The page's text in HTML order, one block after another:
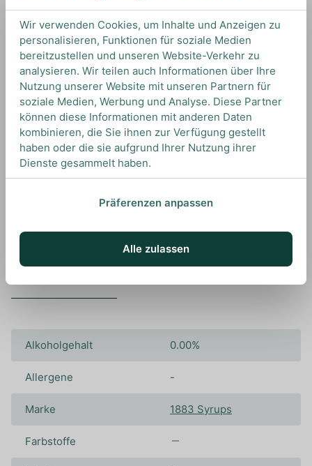
Sirups von 1883 von 1883 Syrups aus Frankreich
TIPS & TRICKS
HOW TO DRINK
Mit diesem hochwertigem Grapefruit Sirup,
lassen sich köstliche Cocktails kreieren.
Alkoholgehalt 0.00%
Allergene -
Marke 1883 Syrups
Farbstoffe
Wir verwenden Cookies, um Inhalte und Anzeigen zu
personalisieren, Funktionen für soziale Medien
bereitzustellen und unseren Website-Verkehr zu
analysieren. Wir teilen auch Informationen über Ihre
Nutzung unserer Website mit unseren Partnern für
soziale Medien, Werbung und Analyse. Diese Partner
können diese Informationen mit anderen Daten
kombinieren, die Sie ihnen zur Verfügung gestellt
haben oder die sie aufgrund Ihrer Nutzung ihrer
Dienste gesammelt haben.
Präferenzen anpassen
Alle zulassen